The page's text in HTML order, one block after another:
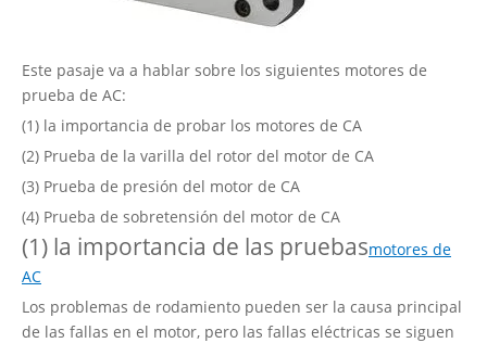
Este pasaje va a hablar sobre los siguientes motores de
prueba de AC:
(1) la importancia de probar los motores de CA
(2) Prueba de la varilla del rotor del motor de CA
(3) Prueba de presión del motor de CA
(4) Prueba de sobretensión del motor de CA
(1) la importancia de las pruebasmotores de
AC
Los problemas de rodamiento pueden ser la causa principal
de las fallas en el motor, pero las fallas eléctricas se siguen